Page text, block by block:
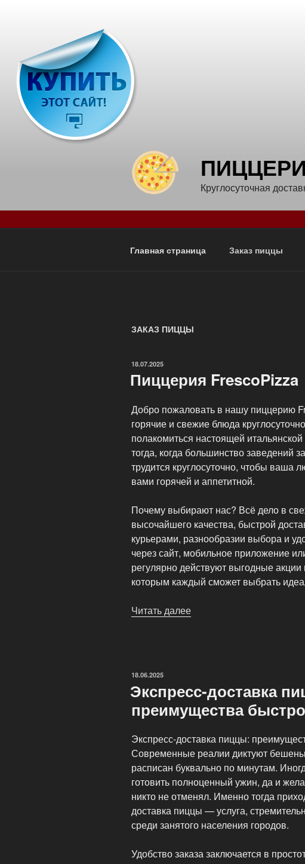
Круглосуточная
Главная страница Заказ пиццы
ЗАКАЗ ПИЦЦЫ
ОПУБЛИКОВАНО
18.07.2025
Пиццерия FrescoPizza
Добро пожаловать в нашу пиццерию
горячие и свежие блюда
полакомиться настоящей
тогда, когда большинство заведений
трудится круглосуточно, чтобы ваша
вами горячей и аппетитной.
Почему выбирают нас? Всё дело в
высочайшего качества, быстрой
курьерами, разнообразии выбора и
через сайт, мобильное приложение
регулярно действуют выгодные
которым каждый сможет выбрать
Читать далее
ОПУБЛИКОВАНО
18.06.2025
Экспресс-доставка
преимущества
Экспресс-доставка пиццы:
Современные реалии диктуют
расписан буквально по минутам.
готовить полноценный ужин, да и
никто не отменял. Именно тогда
доставка пиццы — услуга,
среди занятого населения городов.
Удобство заказа заключается в